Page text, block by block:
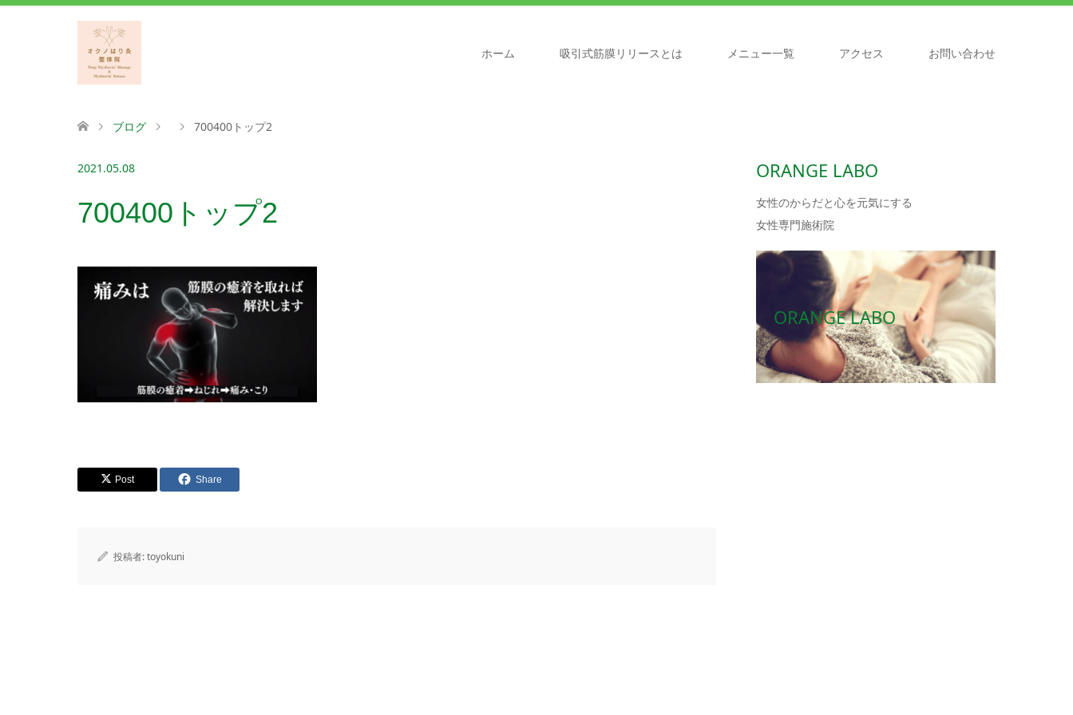
ホーム 吸引式筋膜リリースとは メニュー一覧 アクセス お問い合わせ
ブログ 700400トップ2
2021.05.08
700400トップ2
Post Share
投稿者:toyokuni
ORANGE LABO
女性のからだと心を元気にする
女性専門施術院
ORANGE LABO